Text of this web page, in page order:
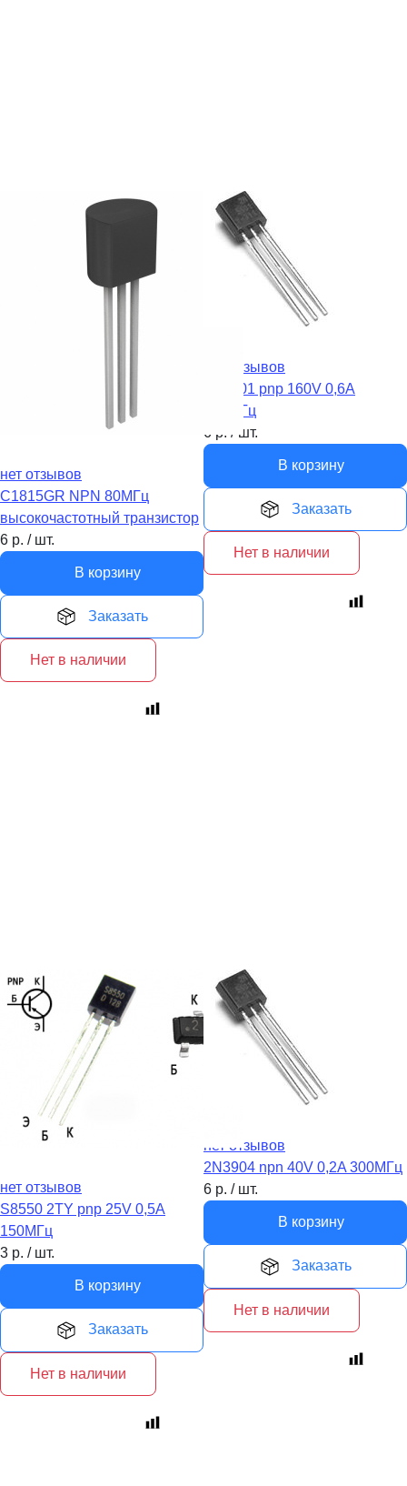
нет отзывов
C1815GR NPN 80MГц
высокочастотный транзистор
6 р. / шт.
В корзину
Заказать
Нет в наличии
нет отзывов
2N5401 pnp 160V 0,6A
100МГц
6 р. / шт.
В корзину
Заказать
Нет в наличии
нет отзывов
S8550 2TY pnp 25V 0,5A
150МГц
3 р. / шт.
В корзину
Заказать
Нет в наличии
нет отзывов
2N3904 npn 40V 0,2A 300МГц
6 р. / шт.
В корзину
Заказать
Нет в наличии